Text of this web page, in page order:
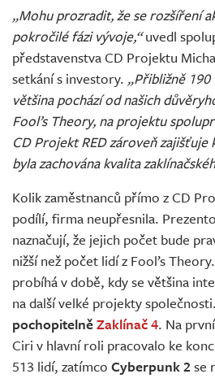
„Mohu prozradit, že se rozšíření
pokročilé fázi vývoje,“uvedl
představenstva CD Projektu
setkání s investory. „Přibližně
většina pochází od našich
Fool’s Theory, na projektu
CD Projekt RED zároveň
byla zachována kvalita
Kolik zaměstnanců přímo z CD
podílí, firma neupřesnila.
naznačují, že jejich počet bude
nižší než počet lidí z Fool’s
probíhá v době, kdy se většina
na další velké projekty společnosti.
pochopitelněZaklínač 4. Na
Ciri v hlavní roli pracovalo ke
513 lidí, zatímco Cyberpunk 2se